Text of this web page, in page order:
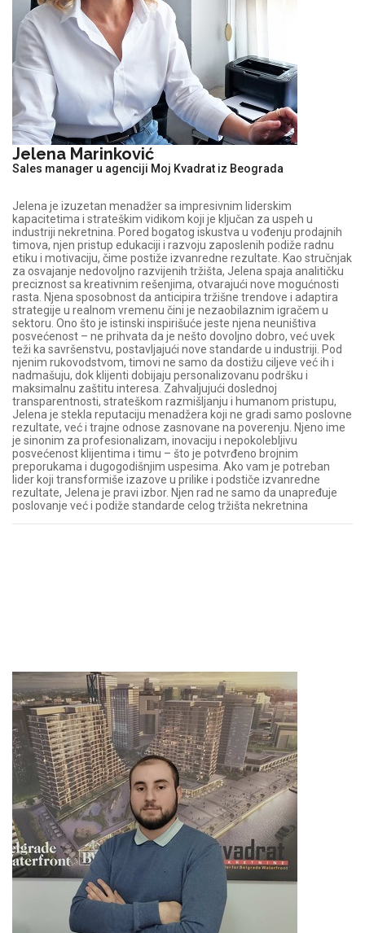
Jelena Marinković
Sales manager u agenciji Moj Kvadrat iz Beograda
Jelena je izuzetan menadžer sa impresivnim liderskim
kapacitetima i strateškim vidikom koji je ključan za uspeh u
industriji nekretnina. Pored bogatog iskustva u vođenju prodajnih
timova, njen pristup edukaciji i razvoju zaposlenih podiže radnu
etiku i motivaciju, čime postiže izvanredne rezultate. Kao stručnjak
za osvajanje nedovoljno razvijenih tržišta, Jelena spaja analitičku
preciznost sa kreativnim rešenjima, otvarajući nove mogućnosti
rasta. Njena sposobnost da anticipira tržišne trendove i adaptira
strategije u realnom vremenu čini je nezaobilaznim igračem u
sektoru. Ono što je istinski inspirišuće jeste njena neuništiva
posvećenost – ne prihvata da je nešto dovoljno dobro, već uvek
teži ka savršenstvu, postavljajući nove standarde u industriji. Pod
njenim rukovodstvom, timovi ne samo da dostižu ciljeve već ih i
nadmašuju, dok klijenti dobijaju personalizovanu podršku i
maksimalnu zaštitu interesa. Zahvaljujući doslednoj
transparentnosti, strateškom razmišljanju i humanom pristupu,
Jelena je stekla reputaciju menadžera koji ne gradi samo poslovne
rezultate, već i trajne odnose zasnovane na poverenju. Njeno ime
je sinonim za profesionalizam, inovaciju i nepokolebljivu
posvećenost klijentima i timu – što je potvrđeno brojnim
preporukama i dugogodišnjim uspesima. Ako vam je potreban
lider koji transformiše izazove u prilike i podstiče izvanredne
rezultate, Jelena je pravi izbor. Njen rad ne samo da unapređuje
poslovanje već i podiže standarde celog tržišta nekretnina